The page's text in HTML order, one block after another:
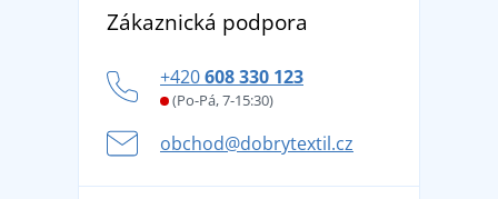
Potisk a výšivka
Věrnostní program BONTIS +
tradicí od roku 1976
Letní dobrodružství začíná balením aneb připravte
se na dovolenou bez starostí
Tipy na svěží outfity pro pohodové léto
Zákaznická podpora
+420608 330 123
(Po-Pá, 7-15:30)
obchod@dobrytextil.cz